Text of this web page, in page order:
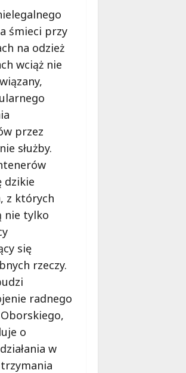
śmieci przy
na odzież
wciąż nie
przez
służby.
dzikie
z których
nie tylko
się
rzeczy.
radnego
Oborskiego,
o
w